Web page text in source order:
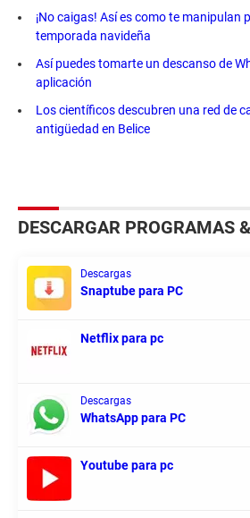
¡No caigas! Así es como te manipulan
temporada navideña
Así puedes tomarte un descanso de
aplicación
Los científicos descubren una red de
antigüedad en Belice
DESCARGAR PROGRAMAS
Descargas
Snaptube para PC
Netflix para pc
Descargas
WhatsApp para PC
Youtube para pc